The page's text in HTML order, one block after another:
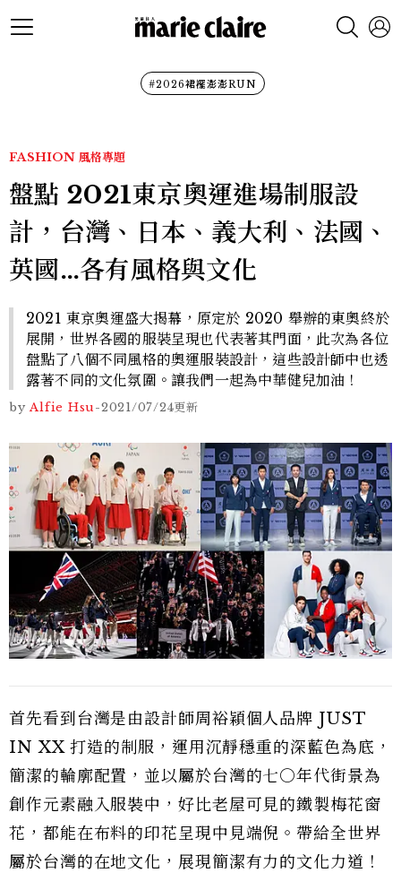
#2026裙襬澎澎RUN
FASHION 風格專題
盤點 2021東京奧運進場制服設
計，台灣、日本、義大利、法國、
英國…各有風格與文化
2021 東京奧運盛大揭幕，原定於 2020 舉辦的東奧終於
展開，世界各國的服裝呈現也代表著其門面，此次為各位
盤點了八個不同風格的奧運服裝設計，這些設計師中也透
露著不同的文化氛圍。讓我們一起為中華健兒加油！
by Alfie Hsu-2021/07/24更新
首先看到台灣是由設計師周裕穎個人品牌 JUST
IN XX 打造的制服，運用沉靜穩重的深藍色為底，
簡潔的輪廓配置，並以屬於台灣的七○年代街景為
創作元素融入服裝中，好比老屋可見的鐵製梅花窗
花，都能在布料的印花呈現中見端倪。帶給全世界
屬於台灣的在地文化，展現簡潔有力的文化力道！